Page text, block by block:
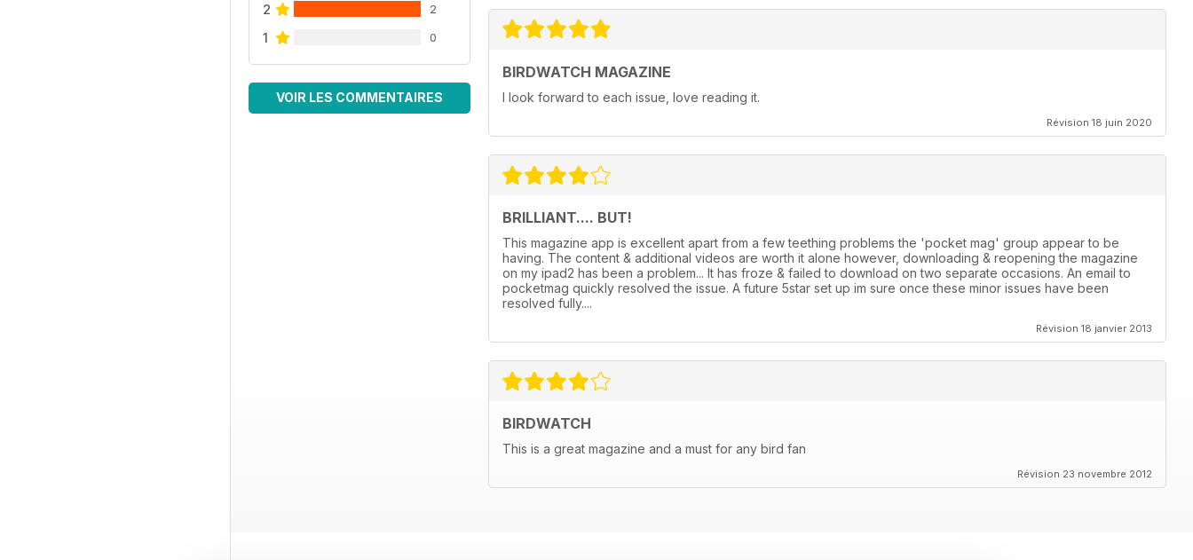
2 2
1 0
VOIR LES COMMENTAIRES
BIRDWATCH MAGAZINE
I look forward to each issue, love reading it.
Révision 18 juin 2020
BRILLIANT.... BUT!
This magazine app is excellent apart from a few teething problems the 'pocket mag' group appear to be
having. The content & additional videos are worth it alone however, downloading & reopening the magazine
on my ipad2 has been a problem... It has froze & failed to download on two separate occasions. An email to
pocketmag quickly resolved the issue. A future 5star set up im sure once these minor issues have been
resolved fully....
Révision 18 janvier 2013
BIRDWATCH
This is a great magazine and a must for any bird fan
Révision 23 novembre 2012